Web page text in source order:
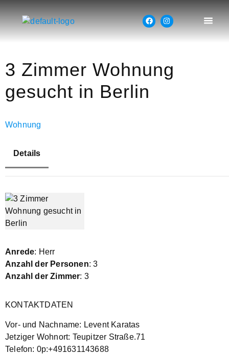
3 Zimmer Wohnung
gesucht in Berlin
Wohnung
Details
Anrede: Herr
Anzahl der Personen: 3
Anzahl der Zimmer: 3
KONTAKTDATEN
Vor- und Nachname: Levent Karatas
Jetziger Wohnort: Teupitzer Straße.71
Telefon: 0p:+491631143688